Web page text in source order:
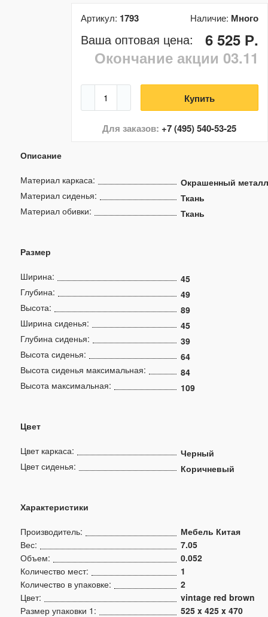
Артикул: 1793 Наличие: Много
Ваша оптовая цена:
6 525 Р.
Окончание акции 03.11
Купить
Для заказов: +7 (495) 540-53-25
Описание
Материал каркаса:
Окрашенный металл
Материал сиденья:
Ткань
Материал обивки:
Ткань
Размер
Ширина:
45
Глубина:
49
Высота:
89
Ширина сиденья:
45
Глубина сиденья:
39
Высота сиденья:
64
Высота сиденья максимальная:
84
Высота максимальная:
109
Цвет
Цвет каркаса:
Черный
Цвет сиденья:
Коричневый
Характеристики
Производитель:
Мебель Китая
Вес:
7.05
Объем:
0.052
Количество мест:
1
Количество в упаковке:
2
Цвет:
vintage red brown
Размер упаковки 1:
525 x 425 x 470